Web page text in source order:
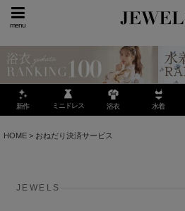
menu
新作 ミニドレス 浴衣 水着
HOME > おねだり決済サービス
JEWELS